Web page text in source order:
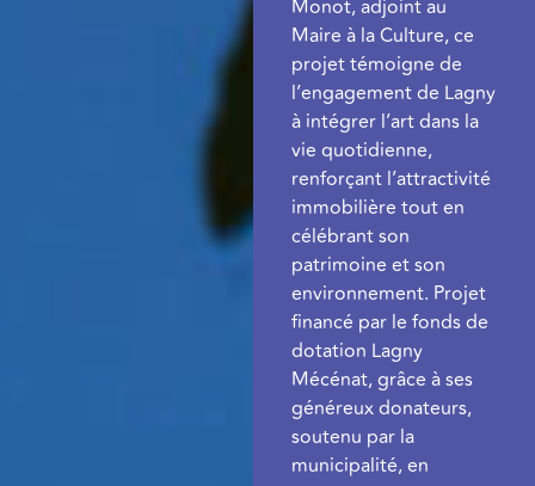
Monot, adjoint au
Maire à la Culture, ce
projet témoigne de
l’engagement de Lagny
à intégrer l’art dans la
vie quotidienne,
renforçant l’attractivité
immobilière tout en
célébrant son
patrimoine et son
environnement. Projet
financé par le fonds de
dotation Lagny
Mécénat, grâce à ses
généreux donateurs,
soutenu par la
municipalité, en